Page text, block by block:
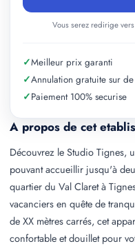
A propos de cet
Découvrez le Studio Tignes,
pouvant accueillir jusqu'à
quartier du Val Claret à
vacanciers en quête de
de XX mètres carrés, cet
confortable et douillet pour
Vous serez redirige
✓Meilleur prix garanti
✓Annulation gratuite sur
✓Paiement 100% securise